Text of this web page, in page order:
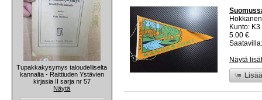
Tupakkakysymys taloudelliselta
kannalta - Raittiuden Ystävien
kirjasia II sarja nr 57
Näytä
Kunto:
5.00 €
Näytä